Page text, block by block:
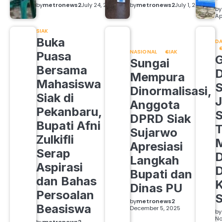
bymetronews2July 24, 2026 bymetronews2July 1, 2026 by
SIAK
Buka
Puasa
Bersama
Mahasiswa
Siak di
Pekanbaru,
Bupati Afni
Zulkifli
Serap
Aspirasi
dan Bahas
Persoalan
Beasiswa
NASIONAL SIAK
Sungai
Mempura
Dinormalisasi,
Anggota
DPRD Siak
Sujarwo
Apresiasi
Langkah
Bupati dan
Dinas PU
bymetronews2
December 5, 2025
by